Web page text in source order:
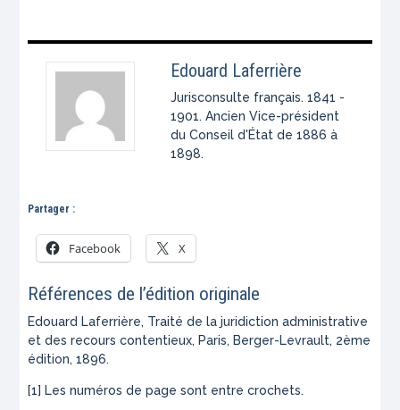
Edouard Laferrière
Jurisconsulte français. 1841 -
1901. Ancien Vice-président
du Conseil d'État de 1886 à
1898.
Partager :
Facebook X
Références de l’édition originale
Edouard Laferrière, Traité de la juridiction administrative
et des recours contentieux, Paris, Berger-Levrault, 2ème
édition, 1896.
[1] Les numéros de page sont entre crochets.